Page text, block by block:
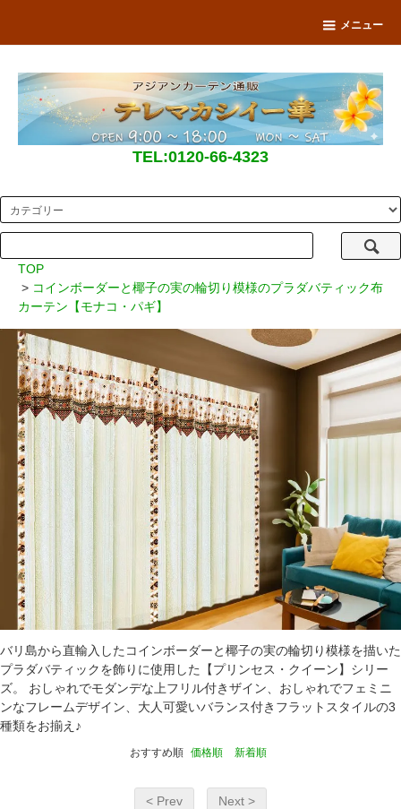
メニュー
TEL:0120-66-4323
TOP
> コインボーダーと椰子の実の輪切り模様のプラダバティック布
カーテン【モナコ・パギ】
バリ島から直輸入したコインボーダーと椰子の実の輪切り模様を描いた
プラダバティックを飾りに使用した【プリンセス・クイーン】シリー
ズ。 おしゃれでモダンデな上フリル付きザイン、おしゃれでフェミニ
ンなフレームデザイン、大人可愛いバランス付きフラットスタイルの3
種類をお揃え♪
おすすめ順 価格順 新着順
< Prev Next >